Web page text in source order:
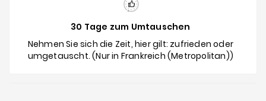
30 Tage zum Umtauschen
Nehmen Sie sich die Zeit, hier gilt: zufrieden oder
umgetauscht. (Nur in Frankreich (Metropolitan))